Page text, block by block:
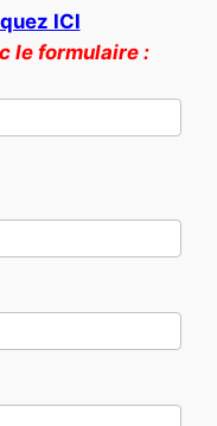
ICI
le formulaire :